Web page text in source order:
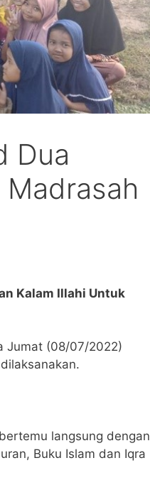
Dua
Kalam Illahi Untuk
Jumat (08/07/2022)
langsung dengan
Buku Islam dan Iqra